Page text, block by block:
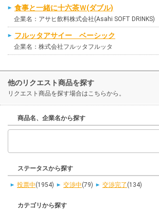
食事と一緒に十六茶Ｗ(ダブル)
企業名：アサヒ飲料株式会社(Asahi SOFT DRINKS)
フルッタアサイー ベーシック
企業名：株式会社フルッタフルッタ
他のリクエスト商品を探す
リクエスト商品を探す場合はこちらから。
商品名、企業名から探す
ステータスから探す
投票中(1954) 交渉中(79) 交渉完了 (134)
カテゴリから探す